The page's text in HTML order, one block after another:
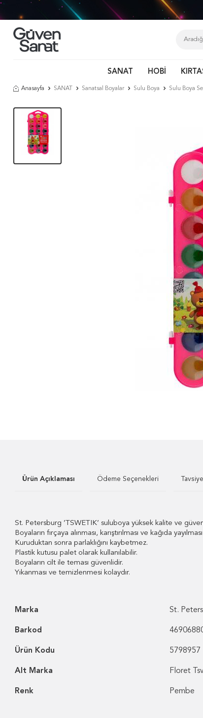
SANAT HOBİ
Anasayfa SANAT Sanatsal Boyalar Sulu Boya Sulu Boya
Ürün Açıklaması Ödeme Seçenekleri
St. Petersburg ’TSWETIK’ suluboya yüksek kalite ve
Boyaların fırçaya alınması, karıştırılması ve kağıda
Kuruduktan sonra parlaklığını kaybetmez.
Plastik kutusu palet olarak kullanılabilir.
Boyaların cilt ile teması güvenlidir.
Yıkanması ve temizlenmesi kolaydır.
Marka St.
Barkod
Ürün Kodu 5798957
Alt Marka Floret
Renk Pembe